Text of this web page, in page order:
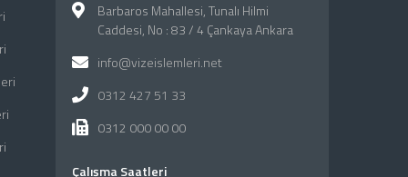
Barbaros Mahallesi, Tunalı Hilmi
Caddesi, No : 83 / 4 Çankaya Ankara
info@vizeislemleri.net
0312 427 51 33
0312 000 00 00
Çalışma Saatleri